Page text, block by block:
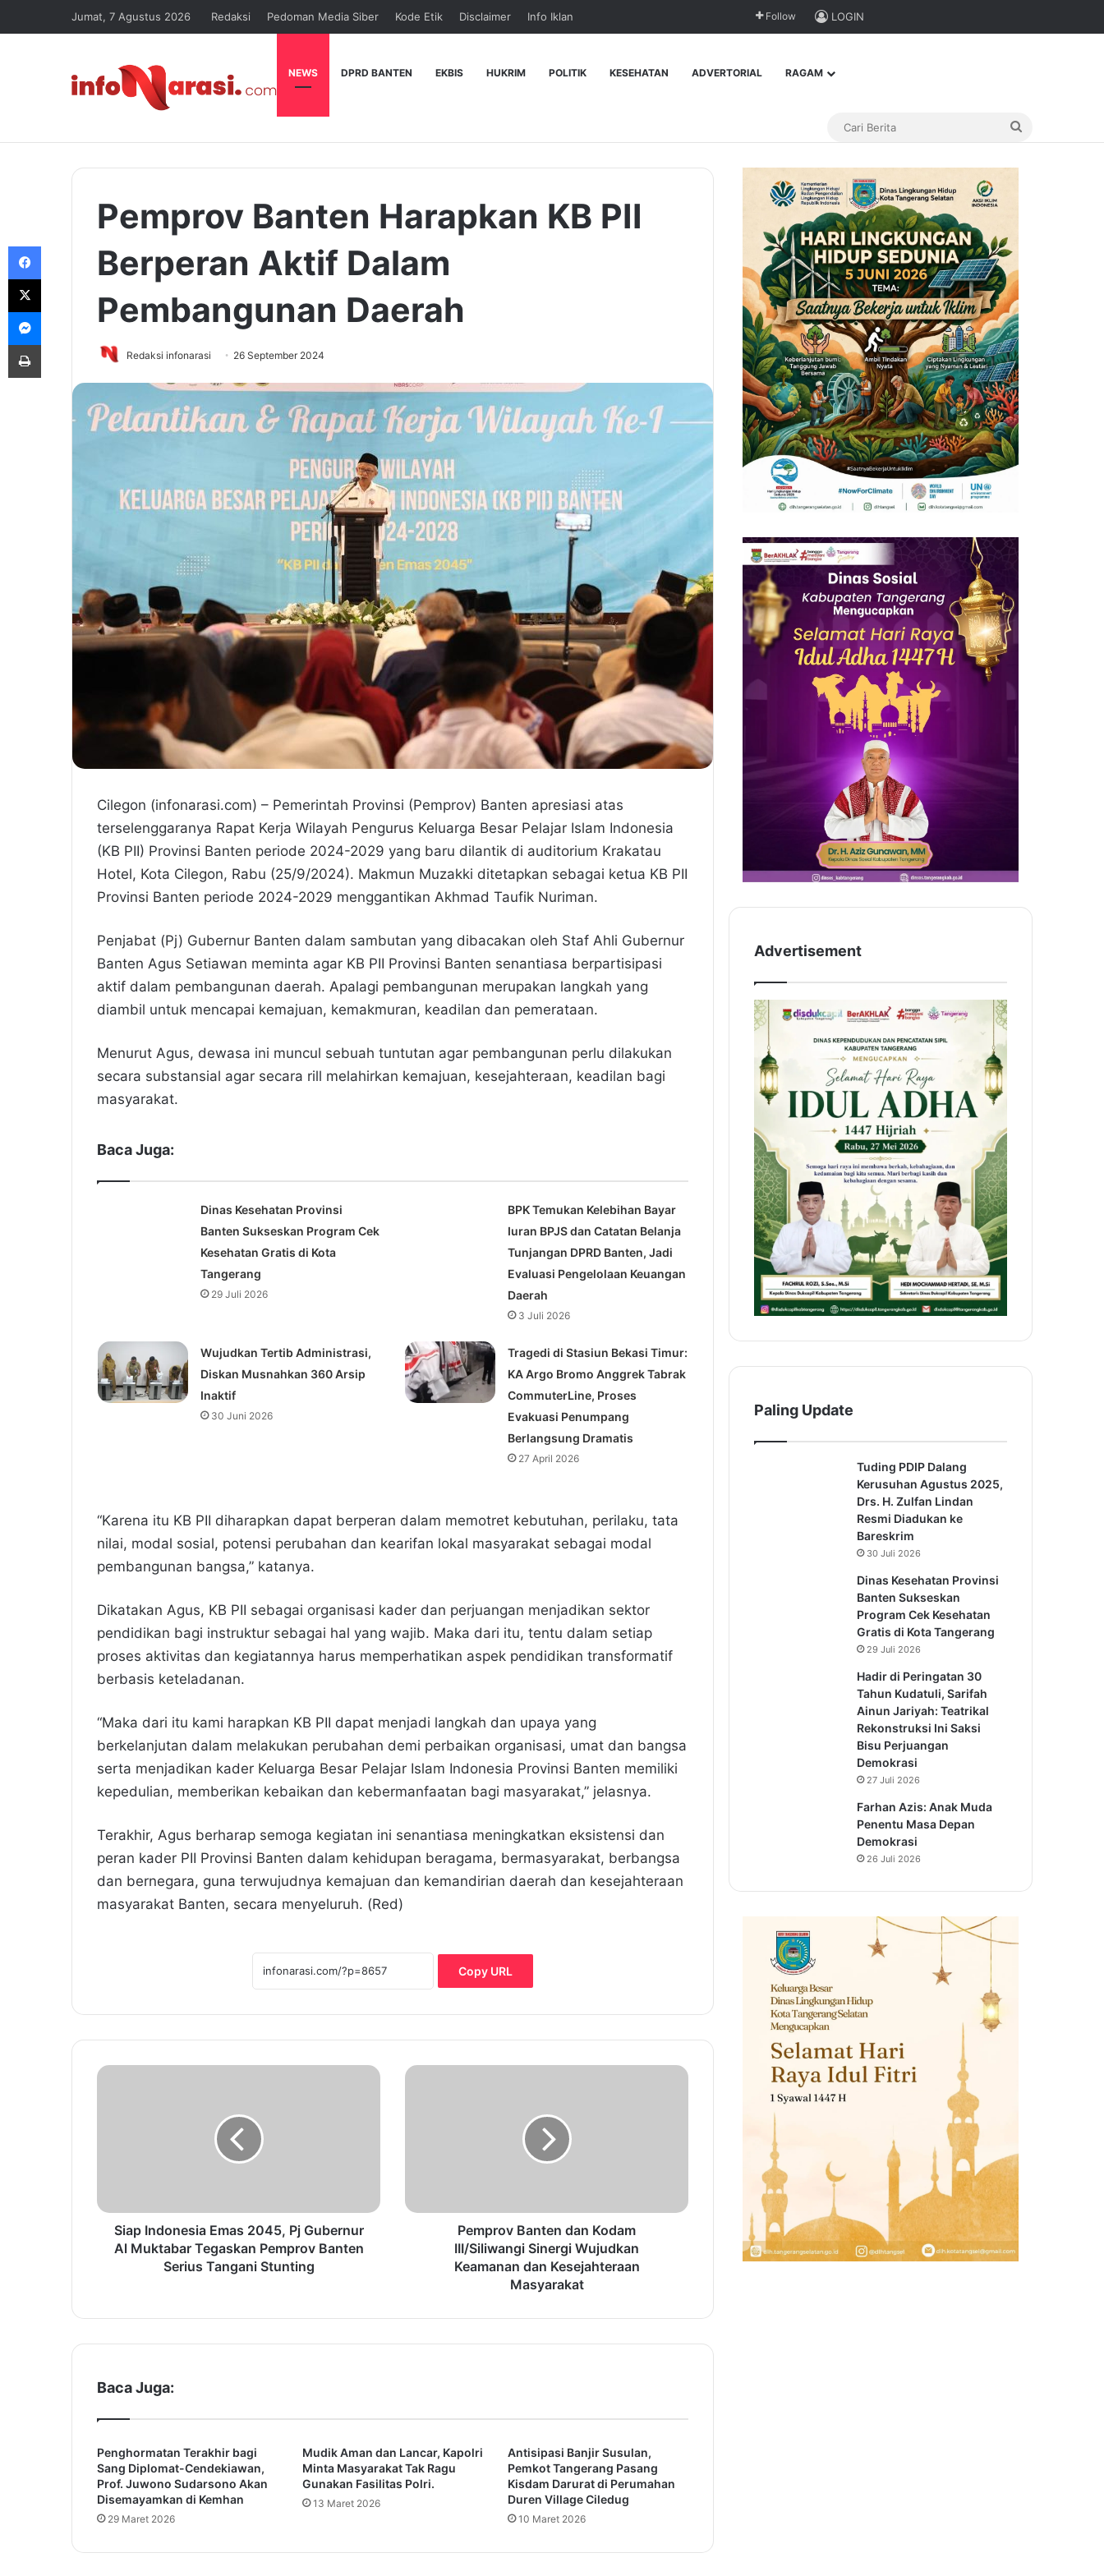
Jumat, 7 Agustus 2026 Redaksi Pedoman Media Siber Kode Etik Disclaimer Info Iklan Follow LOGIN
NEWS DPRD BANTEN EKBIS HUKRIM POLITIK KESEHATAN ADVERTORIAL RAGAM
Pemprov Banten Harapkan KB PII
Berperan Aktif Dalam
Pembangunan Daerah
Redaksi infonarasi 26 September 2024
Cilegon (infonarasi.com) – Pemerintah Provinsi (Pemprov) Banten apresiasi atas
terselenggaranya Rapat Kerja Wilayah Pengurus Keluarga Besar Pelajar Islam Indonesia
(KB PII) Provinsi Banten periode 2024-2029 yang baru dilantik di auditorium Krakatau
Hotel, Kota Cilegon, Rabu (25/9/2024). Makmun Muzakki ditetapkan sebagai ketua KB PII
Provinsi Banten periode 2024-2029 menggantikan Akhmad Taufik Nuriman.
Penjabat (Pj) Gubernur Banten dalam sambutan yang dibacakan oleh Staf Ahli Gubernur
Banten Agus Setiawan meminta agar KB PII Provinsi Banten senantiasa berpartisipasi
aktif dalam pembangunan daerah. Apalagi pembangunan merupakan langkah yang
diambil untuk mencapai kemajuan, kemakmuran, keadilan dan pemerataan.
Menurut Agus, dewasa ini muncul sebuah tuntutan agar pembangunan perlu dilakukan
secara substansial agar secara rill melahirkan kemajuan, kesejahteraan, keadilan bagi
masyarakat.
Baca Juga:
Dinas Kesehatan Provinsi
Banten Sukseskan Program Cek
Kesehatan Gratis di Kota
Tangerang
29 Juli 2026
BPK Temukan Kelebihan Bayar
Iuran BPJS dan Catatan Belanja
Tunjangan DPRD Banten, Jadi
Evaluasi Pengelolaan Keuangan
Daerah
3 Juli 2026
Wujudkan Tertib Administrasi,
Diskan Musnahkan 360 Arsip
Inaktif
30 Juni 2026
Tragedi di Stasiun Bekasi Timur:
KA Argo Bromo Anggrek Tabrak
CommuterLine, Proses
Evakuasi Penumpang
Berlangsung Dramatis
27 April 2026
“Karena itu KB PII diharapkan dapat berperan dalam memotret kebutuhan, perilaku, tata
nilai, modal sosial, potensi perubahan dan kearifan lokal masyarakat sebagai modal
pembangunan bangsa,” katanya.
Dikatakan Agus, KB PII sebagai organisasi kader dan perjuangan menjadikan sektor
pendidikan bagi instruktur sebagai hal yang wajib. Maka dari itu, tentu dalam setiap
proses aktivitas dan kegiatannya harus memperhatikan aspek pendidikan transformatif
berbasis keteladanan.
“Maka dari itu kami harapkan KB PII dapat menjadi langkah dan upaya yang
berkelanjutan dalam melakukan perubahan demi perbaikan organisasi, umat dan bangsa
serta menjadikan kader Keluarga Besar Pelajar Islam Indonesia Provinsi Banten memiliki
kepedulian, memberikan kebaikan dan kebermanfaatan bagi masyarakat,” jelasnya.
Terakhir, Agus berharap semoga kegiatan ini senantiasa meningkatkan eksistensi dan
peran kader PII Provinsi Banten dalam kehidupan beragama, bermasyarakat, berbangsa
dan bernegara, guna terwujudnya kemajuan dan kemandirian daerah dan kesejahteraan
masyarakat Banten, secara menyeluruh. (Red)
Copy URL
S
n
m
0
5
P
j
G
u
b
r
Siap Indonesia Emas 2045, Pj Gubernur
Al Muktabar Tegaskan Pemprov Banten
Serius Tangani Stunting
P
a
a
m
I
I
/
i
Pemprov Banten dan Kodam
III/Siliwangi Sinergi Wujudkan
Keamanan dan Kesejahteraan
Masyarakat
Baca Juga:
Penghormatan Terakhir bagi
Sang Diplomat-Cendekiawan,
Prof. Juwono Sudarsono Akan
Disemayamkan di Kemhan
29 Maret 2026
Mudik Aman dan Lancar, Kapolri
Minta Masyarakat Tak Ragu
Gunakan Fasilitas Polri.
13 Maret 2026
Antisipasi Banjir Susulan,
Pemkot Tangerang Pasang
Kisdam Darurat di Perumahan
Duren Village Ciledug
10 Maret 2026
Advertisement
Paling Update
Tuding PDIP Dalang
Kerusuhan Agustus 2025,
Drs. H. Zulfan Lindan
Resmi Diadukan ke
Bareskrim
30 Juli 2026
Dinas Kesehatan Provinsi
Banten Sukseskan
Program Cek Kesehatan
Gratis di Kota Tangerang
29 Juli 2026
Hadir di Peringatan 30
Tahun Kudatuli, Sarifah
Ainun Jariyah: Teatrikal
Rekonstruksi Ini Saksi
Bisu Perjuangan
Demokrasi
27 Juli 2026
Farhan Azis: Anak Muda
Penentu Masa Depan
Demokrasi
26 Juli 2026